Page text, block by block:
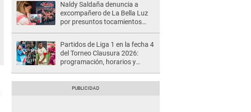
Naldy Saldaña denuncia a
excompañero de La Bella Luz
por presuntos tocamientos
Partidos de Liga 1 en la fecha 4
del Torneo Clausura 2026:
programación, horarios y